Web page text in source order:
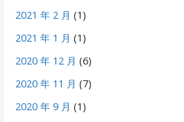
2021 年 2 月 (1)
2021 年 1 月 (1)
2020 年 12 月 (6)
2020 年 11 月 (7)
2020 年 9 月 (1)